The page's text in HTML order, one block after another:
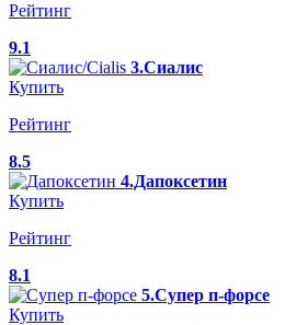
Рейтинг
9.1
3.Сиалис
Купить
Рейтинг
8.5
4.Дапоксетин
Купить
Рейтинг
8.1
5.Супер п-форсе
Купить